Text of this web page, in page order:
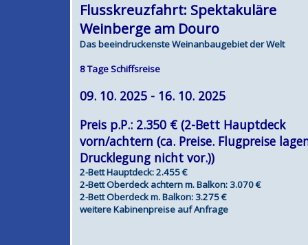
Flusskreuzfahrt: Spektakuläre
Weinberge am Douro
Das beeindruckenste Weinanbaugebiet der Welt
8 Tage Schiffsreise
09. 10. 2025 - 16. 10. 2025
Preis p.P.: 2.350 € (2-Bett Hauptdeck
vorn/achtern (ca. Preise. Flugpreise
Drucklegung nicht vor.))
2-Bett Hauptdeck: 2.455 €
2-Bett Oberdeck achtern m. Balkon: 3.070 €
2-Bett Oberdeck m. Balkon: 3.275 €
weitere Kabinenpreise auf Anfrage